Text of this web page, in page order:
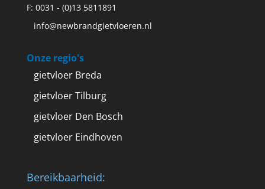
F: 0031 - (0)13 5811891
info@newbrandgietvloeren.nl
Onze regio's
gietvloer Breda
gietvloer Tilburg
gietvloer Den Bosch
gietvloer Eindhoven
Bereikbaarheid: